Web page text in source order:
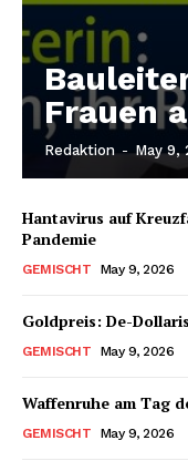
Frauen
Redaktion - May 9,
Hantavirus auf
Pandemie
GEMISCHT May 9, 2026
Goldpreis: De-
GEMISCHT May 9, 2026
Waffenruhe am Tag
GEMISCHT May 9, 2026